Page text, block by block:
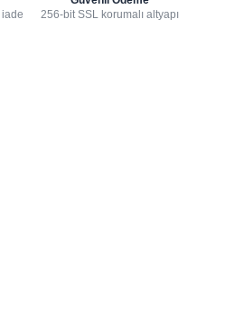
256-bit SSL korumalı altyapı